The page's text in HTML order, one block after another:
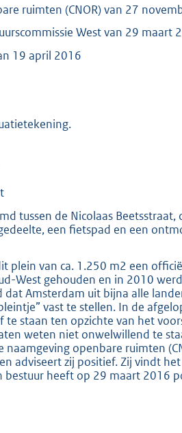
ruimten (CNOR) van 27
West van 29 maart
19 april 2016
tussen de Nicolaas
een fietspad en een
plein van ca. 1.250 m2 een
West gehouden en in 2010
dat Amsterdam uit bijna alle
vast te stellen. In de
staan ten opzichte van het
weten niet onwelwillend te
openbare ruimten
adviseert zij positief. Zij vindt
heeft op 29 maart 2016